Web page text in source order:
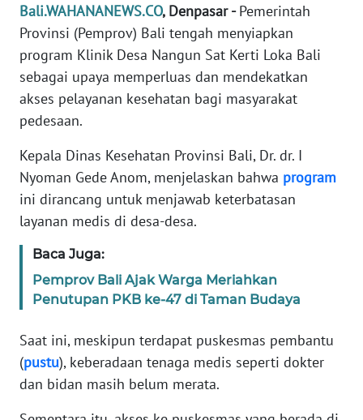
Bali.WAHANANEWS.CO, Denpasar -Pemerintah
Provinsi (Pemprov) Bali tengah menyiapkan
program Klinik Desa Nangun Sat Kerti Loka Bali
sebagai upaya memperluas dan mendekatkan
akses pelayanan kesehatan bagi masyarakat
pedesaan.
Kepala Dinas Kesehatan Provinsi Bali, Dr. dr. I
Nyoman Gede Anom, menjelaskan bahwa program
ini dirancang untuk menjawab keterbatasan
layanan medis di desa-desa.
Baca Juga:
Pemprov Bali Ajak Warga Meriahkan
Penutupan PKB ke-47 di Taman Budaya
Saat ini, meskipun terdapat puskesmas pembantu
(pustu), keberadaan tenaga medis seperti dokter
dan bidan masih belum merata.
PEDOMAN
MEDIA
SIBER
REDAKSI
KARIR
DISCLAIMER
Wahana
News
Regional
WN
SUMUT
WN
JAKARTA